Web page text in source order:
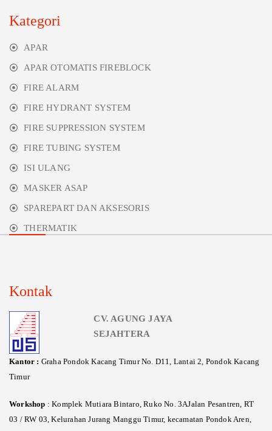
Kategori
APAR
APAR OTOMATIS FIREBLOCK
FIRE ALARM
FIRE HYDRANT SYSTEM
FIRE SUPPRESSION SYSTEM
FIRE TUBING SYSTEM
ISI ULANG
MASKER ASAP
SPAREPART DAN AKSESORIS
THERMATIK
Kontak
CV. AGUNG JAYA
SEJAHTERA
Kantor : Graha Pondok Kacang Timur No. D11, Lantai 2, Pondok Kacang
Timur
Workshop : Komplek Mutiara Bintaro, Ruko No. 3AJalan Pesantren, RT
03 / RW 03, Kelurahan Jurang Manggu Timur, kecamatan Pondok Aren,